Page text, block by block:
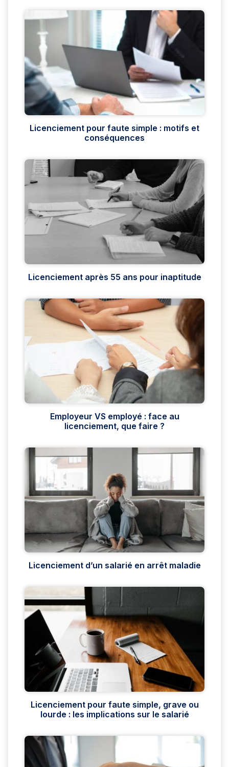
Licenciement pour faute simple : motifs et
conséquences
Licenciement après 55 ans pour inaptitude
Employeur VS employé : face au
licenciement, que faire ?
Licenciement d’un salarié en arrêt maladie
Licenciement pour faute simple, grave ou
lourde : les implications sur le salarié